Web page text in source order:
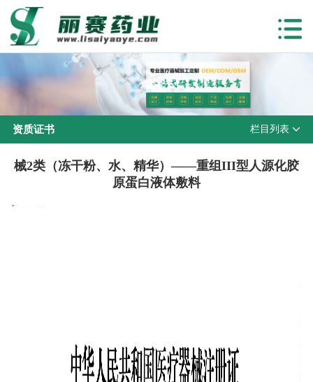
资质证书
资质证书 栏目列表
械2类（冻干粉、水、精华）——重组III型人源化胶
原蛋白液体敷料